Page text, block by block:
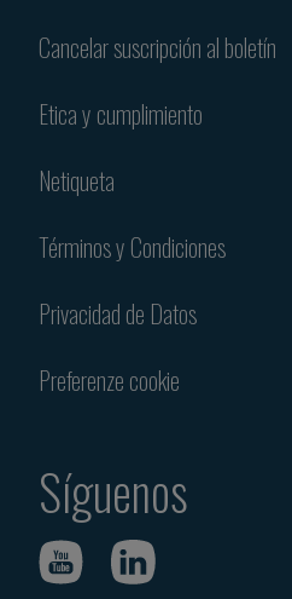
Cancelar suscripción al boletín
Etica y cumplimiento
Netiqueta
Términos y Condiciones
Privacidad de Datos
Preferenze cookie
Síguenos